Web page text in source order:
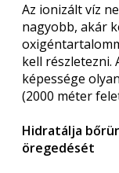
Az ionizált víz
nagyobb, akár
kell részletezni.
képessége
(2000 méter
Hidratálja
öregedését